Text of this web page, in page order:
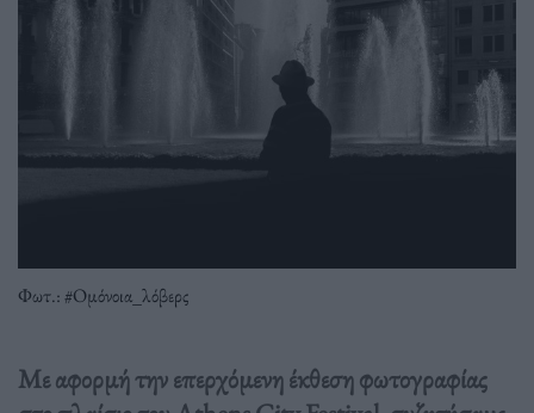
Φωτ.: #Oμόνοια_λόβερς
Με αφορμή την επερχόμενη έκθεση φωτογραφίας